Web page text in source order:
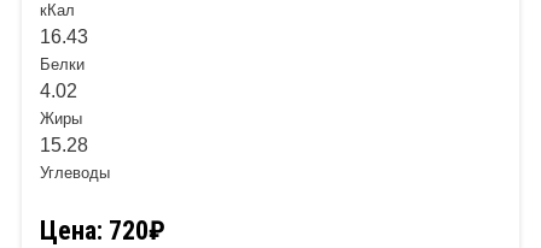
кКал
16.43
Белки
4.02
Жиры
15.28
Углеводы
Цена: 720₽